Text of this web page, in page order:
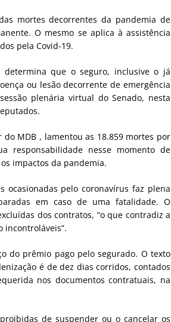
mortes decorrentes da pandemia de
O mesmo se aplica à assistência
pela Covid-19.
determina que o seguro, inclusive o já
ou lesão decorrente de emergência
plenária virtual do Senado, nesta
MDB , lamentou as 18.859 mortes por
responsabilidade nesse momento de
impactos da pandemia.
pelo coronavírus faz plena
em caso de uma fatalidade. O
dos contratos, “o que contradiz a
incontroláveis”.
do prêmio pago pelo segurado. O texto
é de dez dias corridos, contados
nos documentos contratuais, na
de suspender ou o cancelar os